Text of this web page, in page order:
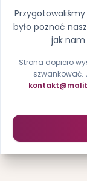
było poznać
jak
Strona dopiero
szwankować.
Ups,
Nie
Strona